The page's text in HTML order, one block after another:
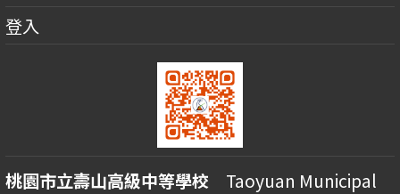
登入
桃園市立壽山高級中等學校 Taoyuan Municipal